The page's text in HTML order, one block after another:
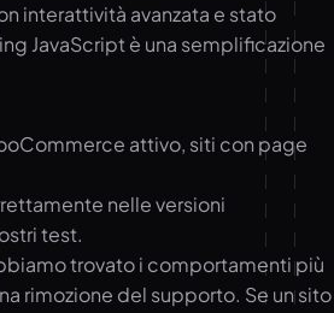
interattività avanzata e stato
JavaScript è una semplificazione
attivo, siti con page
nelle versioni
test.
trovato i comportamenti più
rimozione del supporto. Se un sito